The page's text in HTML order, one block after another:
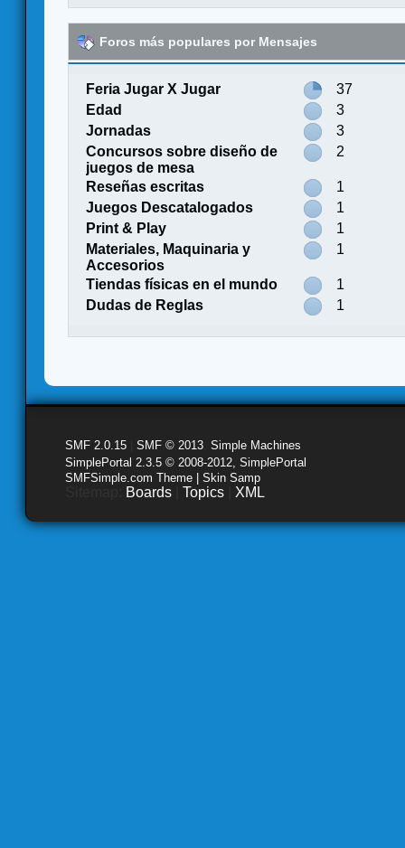
Foros más populares por Mensajes
Feria Jugar X Jugar
37
Edad
3
Jornadas
3
Concursos sobre diseño de
juegos de mesa
2
Reseñas escritas
1
Juegos Descatalogados
1
Print & Play
1
Materiales, Maquinaria y
Accesorios
1
Tiendas físicas en el mundo
1
Dudas de Reglas
1
SMF 2.0.15 SMF © 2013 Simple Machines
SimplePortal 2.3.5 © 2008-2012, SimplePortal
SMFSimple.com Theme | Skin Samp
Boards Topics XML